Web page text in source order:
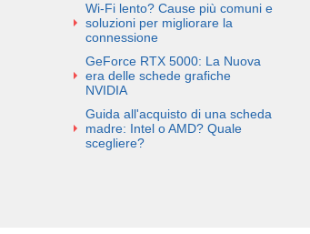
Wi-Fi lento? Cause più comuni e
soluzioni per migliorare la
connessione
GeForce RTX 5000: La Nuova
era delle schede grafiche
NVIDIA
Guida all'acquisto di una scheda
madre: Intel o AMD? Quale
scegliere?